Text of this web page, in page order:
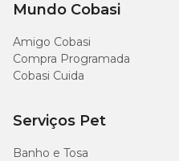
Mundo Cobasi
Amigo Cobasi
Compra Programada
Cobasi Cuida
Serviços Pet
Banho e Tosa